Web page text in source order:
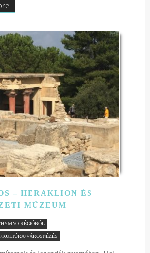
– HERAKLION ÉS
MÚZEUM
RÉGIÓBÓL
KULTÚRA/VÁROSNÉZÉS